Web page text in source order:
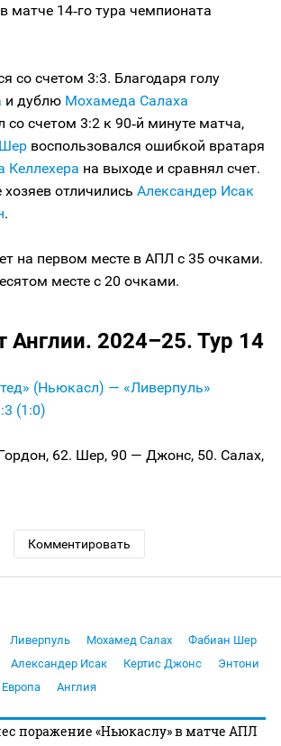
в матче 14‑го тура чемпионата
со счетом 3:3. Благодаря голу
и дублю Мохамеда Салаха
со счетом 3:2 к 90‑й минуте матча,
воспользовался ошибкой вратаря
Келлехера на выходе и сравнял счет.
отличились Александер Исак
.
на первом месте в АПЛ с 35 очками.
месте с 20 очками.
Англии. 2024–25. Тур 14
(Ньюкасл) — «Ливерпуль»
(1:0)
62. Шер, 90 — Джонс, 50. Салах,
Комментировать
Ливерпуль Мохамед Салах
Фабиан Шер
Александер Исак Кертис Джонс
Энтони
Европа Англия
поражение «Ньюкаслу» в матче АПЛ